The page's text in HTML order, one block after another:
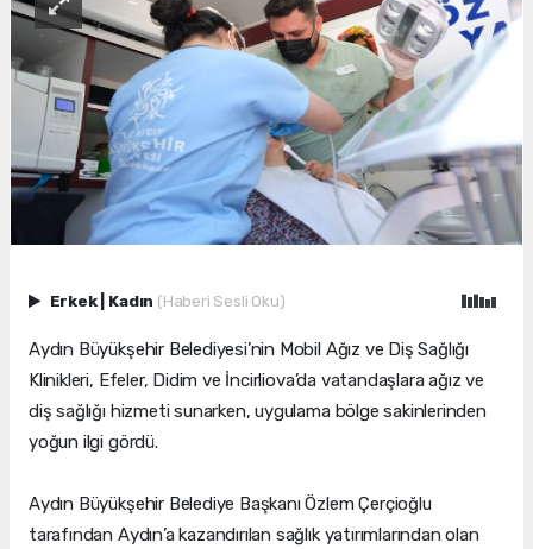
Erkek Kadın (Haberi Sesli Oku)
Aydın Büyükşehir Belediyesi’nin Mobil Ağız ve Diş Sağlığı
Klinikleri, Efeler, Didim ve İncirliova’da vatandaşlara ağız ve
diş sağlığı hizmeti sunarken, uygulama bölge sakinlerinden
yoğun ilgi gördü.
Aydın Büyükşehir Belediye Başkanı Özlem Çerçioğlu
tarafından Aydın’a kazandırılan sağlık yatırımlarından olan